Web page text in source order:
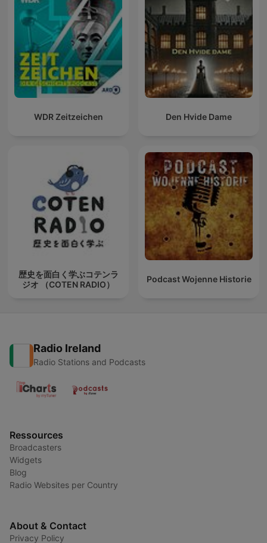
WDR Zeitzeichen Den Hvide Dame
歴史を面白く学ぶコテンラ
ジオ （COTEN RADIO）
Podcast Wojenne Historie
Radio Ireland
Radio Stations and Podcasts
Ressources
Broadcasters
Widgets
Blog
Radio Websites per Country
About & Contact
Privacy Policy